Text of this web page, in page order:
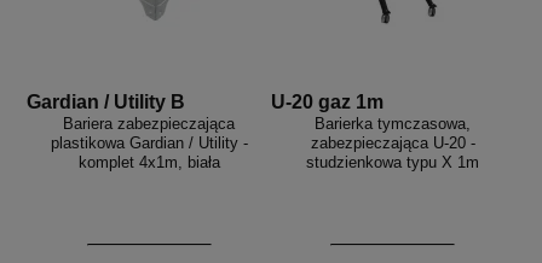
Gardian / Utility B
Bariera zabezpieczająca
plastikowa Gardian / Utility -
komplet 4x1m, biała
U-20 gaz 1m
Barierka tymczasowa,
zabezpieczająca U-20 -
studzienkowa typu X 1m